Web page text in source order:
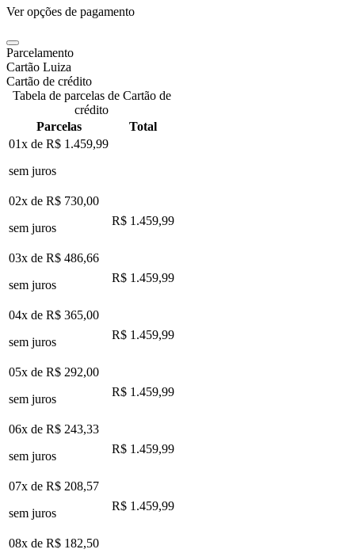
Ver opções de pagamento
Parcelamento
Cartão Luiza
Cartão de crédito
Tabela de parcelas de Cartão de
crédito
Parcelas
Total
01x de R$ 1.459,99
sem juros
02x de R$ 730,00
sem juros
R$ 1.459,99
03x de R$ 486,66
sem juros
R$ 1.459,99
04x de R$ 365,00
sem juros
R$ 1.459,99
05x de R$ 292,00
sem juros
R$ 1.459,99
06x de R$ 243,33
sem juros
R$ 1.459,99
07x de R$ 208,57
sem juros
R$ 1.459,99
08x de R$ 182,50